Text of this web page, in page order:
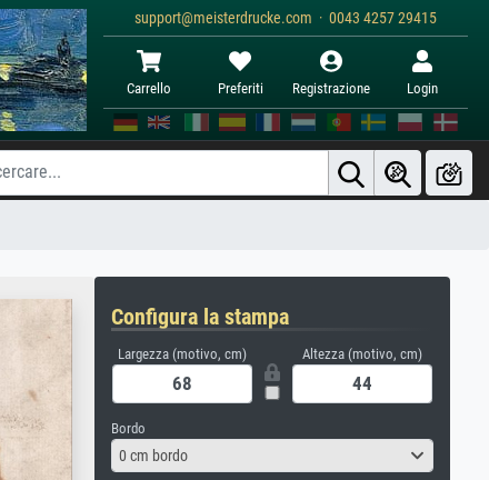
support@meisterdrucke.com · 0043 4257 29415
Carrello Preferiti Registrazione Login
Configura la stampa
Largezza (motivo, cm) Altezza (motivo, cm)
Bordo
0 cm bordo